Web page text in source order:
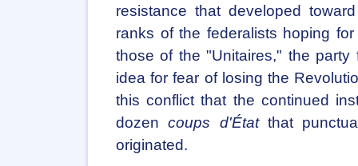
resistance that developed
ranks of the federalists hoping
those of the "Unitaires," the
idea for fear of losing the
this conflict that the continued
dozencoups d'Étatthat
originated.